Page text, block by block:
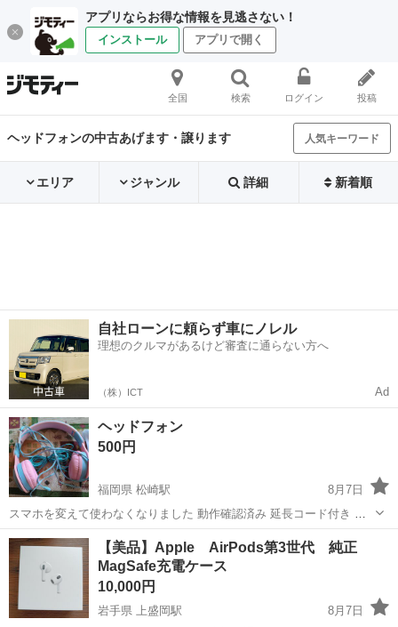
アプリならお得な情報を見逃さない！
インストール アプリで開く
全国 検索 ログイン 投稿
ヘッドフォンの中古あげます・譲ります 人気キーワード
エリア ジャンル 詳細 新着順
自社ローンに頼らず車にノレル
理想のクルマがあるけど審査に通らない方へ
（株）ICT Ad
ヘッドフォン
500円
福岡県 松崎駅
8月7日
スマホを変えて使わなくなりました 動作確認済み 延長コード付き 破
けも無しです 取りに来てくださる方へ
福岡 小郡市 松崎駅 延長コード
【美品】Apple AirPods第3世代 純正
MagSafe充電ケース
10,000円
岩手県 上盛岡駅
8月7日